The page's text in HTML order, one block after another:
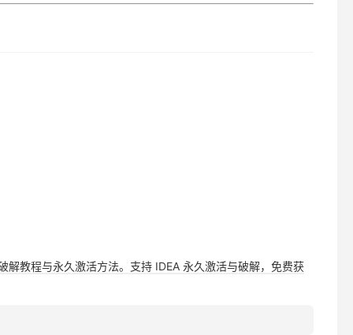
教程与永久激活方法。支持 IDEA 永久激活与破解，免费获